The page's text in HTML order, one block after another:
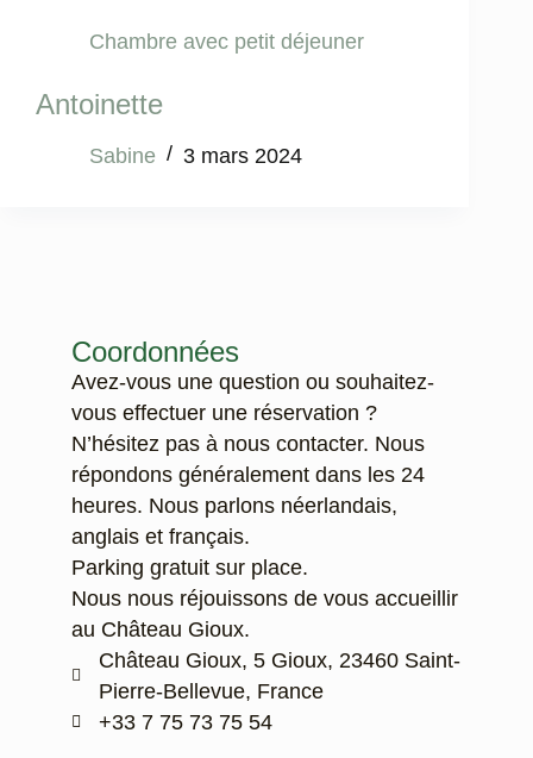
Chambre avec petit déjeuner
Antoinette
Sabine 3 mars 2024
Coordonnées
Avez-vous une question ou souhaitez-
vous effectuer une réservation ?
N’hésitez pas à nous contacter. Nous
répondons généralement dans les 24
heures. Nous parlons néerlandais,
anglais et français.
Parking gratuit sur place.
Nous nous réjouissons de vous accueillir
au Château Gioux.
Château Gioux, 5 Gioux, 23460 Saint-
Pierre-Bellevue, France
‭+33 7 75 73 75 54‬